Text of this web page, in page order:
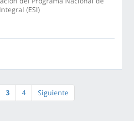
(ESI)
3 4 Siguiente